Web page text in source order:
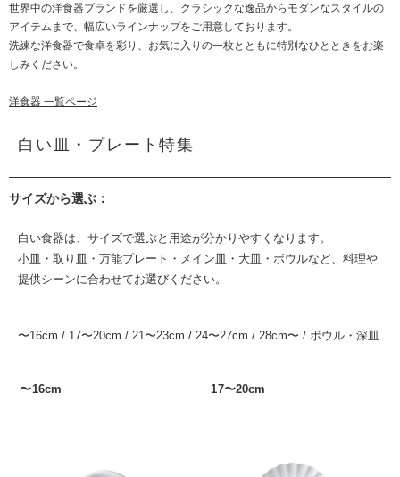
世界中の洋食器ブランドを厳選し、クラシックな逸品からモダンなスタイルの
アイテムまで、幅広いラインナップをご用意しております。
洗練な洋食器で食卓を彩り、お気に入りの一枚とともに特別なひとときをお楽
しみください。
洋食器 一覧ページ
白い皿・プレート特集
サイズから選ぶ：
白い食器は、サイズで選ぶと用途が分かりやすくなります。
小皿・取り皿・万能プレート・メイン皿・大皿・ボウルなど、料理や
提供シーンに合わせてお選びください。
〜16cm / 17〜20cm / 21〜23cm / 24〜27cm / 28cm〜 / ボウル・深皿
〜16cm 17〜20cm